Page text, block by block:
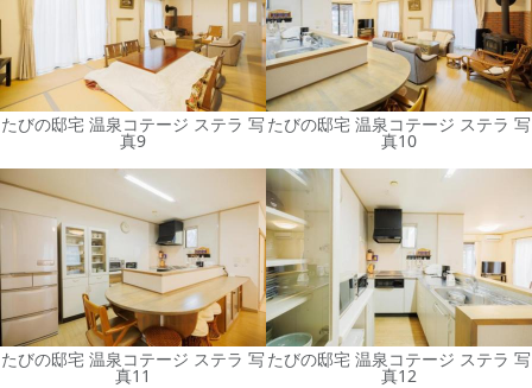
たびの邸宅 温泉コテージ ステラ 写
真9
たびの邸宅 温泉コテージ ステラ 写
真10
たびの邸宅 温泉コテージ ステラ 写
真11
たびの邸宅 温泉コテージ ステラ 写
真12